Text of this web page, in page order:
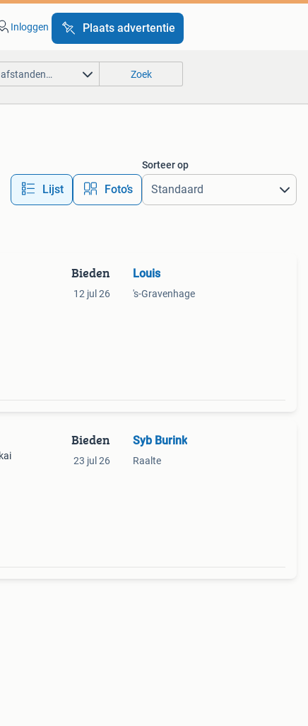
Inloggen Plaats advertentie
afstanden… Zoek
Lijst Foto’s
Sorteer op
Bieden
12 jul 26
Louis
's-Gravenhage
Bieden
23 jul 26
Syb Burink
Raalte